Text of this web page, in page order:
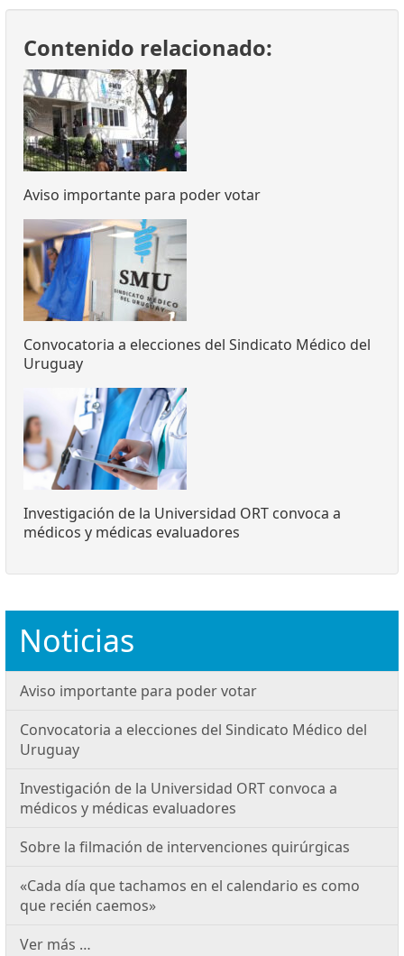
Contenido relacionado:
Aviso importante para poder votar
Convocatoria a elecciones del Sindicato Médico del
Uruguay
Investigación de la Universidad ORT convoca a
médicos y médicas evaluadores
Noticias
Aviso importante para poder votar
Convocatoria a elecciones del Sindicato Médico del
Uruguay
Investigación de la Universidad ORT convoca a
médicos y médicas evaluadores
Sobre la filmación de intervenciones quirúrgicas
«Cada día que tachamos en el calendario es como
que recién caemos»
Ver más …